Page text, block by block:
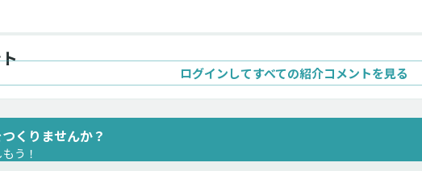
ログインしてすべての紹介コメントを見る
くりませんか？
う！